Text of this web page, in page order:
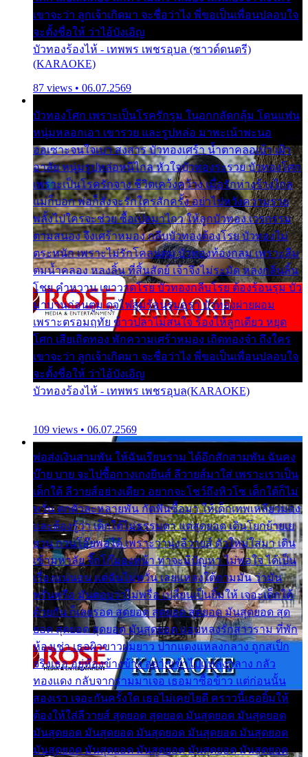
เขาจะว่า ลูกเจ้าเกิดมา จะชื่อว่าไง พี่ขอเป็นเพื่อนปลอบใจ
จะตั้งชื่อให้ ว่าไอ้บังเอิญ
บัวทองร้องไห้ - เทพพร เพชรอุบล (ซาวด์ดนตรี)
(KARAOKE)
87 views • 06.07.2569
บัวทองโศก เพราะเป็นโรครักรุม ในอกกลัดกลุ้ม โดนแฟน
หนุ่มหลอกเอา เขารวย และรูปหล่อ มาพะเน้าพะนอ
ออเซาะจนใจเบา สงสาร บัวทองเศร้า น้ำตาคลอเบ้า เฝ้า
อาลัย หนุ่มรูปหล่อหนีไกล หัวใจบัวทองระรวย บัวทองโศก
เพราะเป็นโรครักจาง ชีวิตเคว้งคว้าง เมื่อรักห่างร้างไกล
แม่ก็บอก พ่อก็สั่งจะรักใครสักครั้ง อย่าไปหวังความรวย
พลั้งไปใครจะช่วย ซื้อเปลมาไกว ให้ลูกบัวทอง เวรกรรม
ตามสนอง จึงเศร้าหมอง กลีบบัวทองต้องโรย บัวทองไม่
ตระหนัก เพราะไม่รักโคลนตม บัวทองท้องกลม เพราะลืม
ตมน้ำคลอง หลงลิ้น ที่สิ้นสัตย์ เจ้าจึงไม่ระมัด หลงกลิ่นลิ้น
โชย คำหวาน เขาวาดโรย บัวทองกลีบโรย ต้องร้อนรุม บัว
มาบานก่อนตูม ดุจไฟสุมร้อนรุมอุรา บัวทองผ่ายผอม
เพราะตรอมฤทัย ข้าวปลาไม่สนใจ ร้องไห้ลูกเดียว หยุด
โศก เสียเถิดทอง พักความเศร้าหมอง เถิดทองจ๋า ถึงใคร
เขาจะว่า ลูกเจ้าเกิดมา จะชื่อว่าไง พี่ขอเป็นเพื่อนปลอบใจ
จะตั้งชื่อให้ ว่าไอ้บังเอิญ
บัวทองร้องไห้ - เทพพร เพชรอุบล(KARAOKE)
109 views • 06.07.2569
พ่อส่งเงินสามพัน ให้ฉันเรียนราม ได้อีกสักสามพัน ฉันคง
บ๊าย บาย จะไปซื้อกางเกงยีนส์ ลีวายส์มาใส่ เพราะเราเป็น
เด็กใต้ ลีวายส์อย่างเดียว อยากจะโชว์ถึงหิวโซ เด็กใต้ก็ไม่
หวั่น ตกตัวละหลายพัน กัดฟันซื้อมา ให้เด็กเทพเหลียวมอง
และต้องรู้ว่า เด็กใต้ไม่ธรรมดา แต่สุดยอด เดินโยกย้ายเย
ยวน กวนโอ๊ยพอได้ เพราะว่านุ่งลีวายส์ ตัวใหม่ใส่มา เดิน
เข้ามหาลัย จิ๊กโก๊มองหน้า ท่าจะมีปัญหา ไม่พอใจ ได้เป็น
เรื่องแน่นอน แต่ฉันไม่หวั่น เลยแหลงใต้ถามมัน ว่ามัน
พรั่นพรือ มันตอบว่าไม่พรื่อ เปลี่ยนเป็นยิ้มให้ เจอะเด็กใต้
ด้วยกัน ก็เลยรอด สุดยอด สุดยอด สุดยอด มันสุดยอด สุด
ยอด สุดยอด สุดยอด มันสุดยอด แอบหลงรักสาวราม ที่พัก
ห้องเช่า เธอผิวขาวผมยาว ปากแดงแหลงกลาง ถูกสเป็ก
จริงเธอ อยู่ห้องข้างข้าง อยากเข้าไปแหลงกลาง กลัว
ทองแดง กลับจากรามมาเจอ เธอมาซื้อข้าว แต่ก่อนนั้น
สองเรา เจอะกันครั้งใด เธอไม่เคยไยดี คราวนี้เธอยิ้มให้
ต้องให้ใส่ลีวายส์ สุดยอด สุดยอด มันสุดยอด มันสุดยอด
มันสุดยอด มันสุดยอด มันสุดยอด มันสุดยอด มันสุดยอด
มันสุดยอด มันสุดยอด มันสุดยอด มันสุดยอด มันสุดยอด